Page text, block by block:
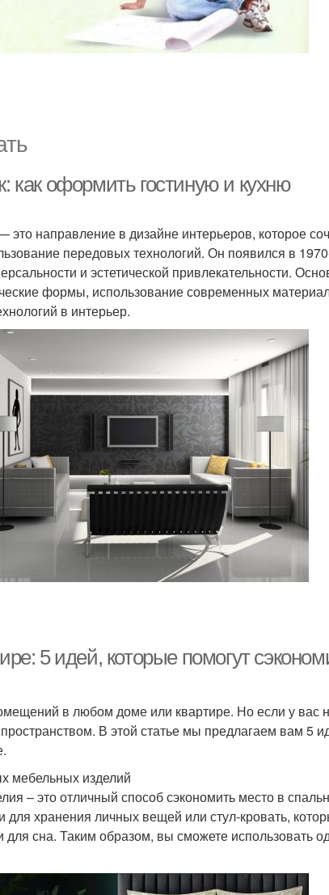
как оформить гостиную и кухню
направление в дизайне интерьеров, которое
передовых технологий. Он появился в
и эстетической привлекательности.
формы, использование современных
в интерьер.
5 идей, которые помогут
в любом доме или квартире. Но если у вас
В этой статье мы предлагаем вам 5
мебельных изделий
– это отличный способ сэкономить место в
для хранения личных вещей или стул-кровать,
для сна. Таким образом, вы сможете использовать